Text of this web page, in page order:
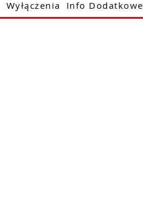
Wyłączenia Info Dodatkowe